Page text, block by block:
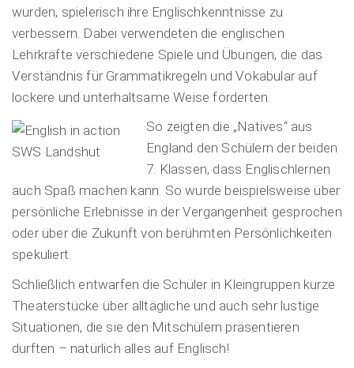
wurden, spielerisch ihre Englischkenntnisse zu
verbessern. Dabei verwendeten die englischen
Lehrkräfte verschiedene Spiele und Übungen, die das
Verständnis für Grammatikregeln und Vokabular auf
lockere und unterhaltsame Weise förderten.
So zeigten die „Natives“ aus
England den Schülern der beiden
7. Klassen, dass Englischlernen
auch Spaß machen kann. So wurde beispielsweise über
persönliche Erlebnisse in der Vergangenheit gesprochen
oder über die Zukunft von berühmten Persönlichkeiten
spekuliert.
Schließlich entwarfen die Schüler in Kleingruppen kurze
Theaterstücke über alltägliche und auch sehr lustige
Situationen, die sie den Mitschülern präsentieren
durften – natürlich alles auf Englisch!